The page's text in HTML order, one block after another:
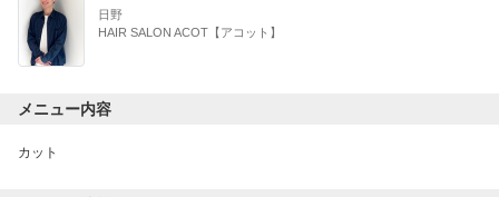
日野
HAIR SALON ACOT【アコット】
メニュー内容
カット